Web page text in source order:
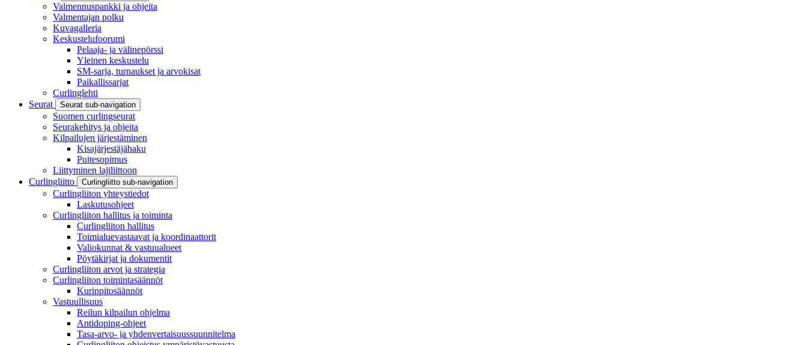
Valmennuspankki ja ohjeita
Valmentajan polku
Kuvagalleria
Keskustelufoorumi
Pelaaja- ja välinepörssi
Yleinen keskustelu
SM-sarja, turnaukset ja arvokisat
Paikallissarjat
Curlinglehti
Seurat
Seurat sub-navigation
Suomen curlingseurat
Seurakehitys ja ohjeita
Kilpailujen järjestäminen
Kisajärjestäjähaku
Puitesopimus
Liittyminen lajiliittoon
Curlingliitto
Curlingliitto sub-navigation
Curlingliiton yhteystiedot
Laskutusohjeet
Curlingliiton hallitus ja toiminta
Curlingliiton hallitus
Toimialuevastaavat ja koordinaattorit
Valiokunnat & vastuualueet
Pöytäkirjat ja dokumentit
Curlingliiton arvot ja strategia
Curlingliiton toimintasäännöt
Kurinpitosäännöt
Vastuullisuus
Reilun kilpailun ohjelma
Antidoping-ohjeet
Tasa-arvo- ja yhdenvertaisuussuunnitelma